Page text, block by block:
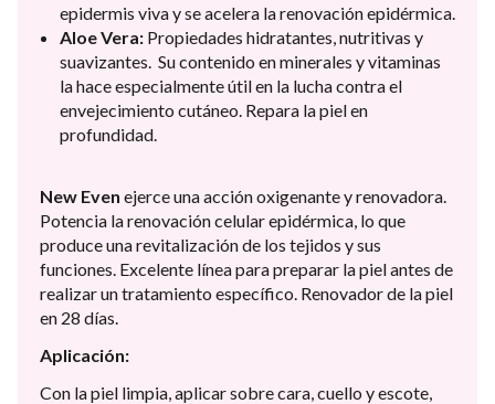
epidermis viva y se acelera la renovación epidérmica.
Aloe Vera: Propiedades hidratantes, nutritivas y
suavizantes. Su contenido en minerales y vitaminas
la hace especialmente útil en la lucha contra el
envejecimiento cutáneo. Repara la piel en
profundidad.
New Even ejerce una acción oxigenante y renovadora.
Potencia la renovación celular epidérmica, lo que
produce una revitalización de los tejidos y sus
funciones. Excelente línea para preparar la piel antes de
realizar un tratamiento específico. Renovador de la piel
en 28 días.
Aplicación:
Con la piel limpia, aplicar sobre cara, cuello y escote,